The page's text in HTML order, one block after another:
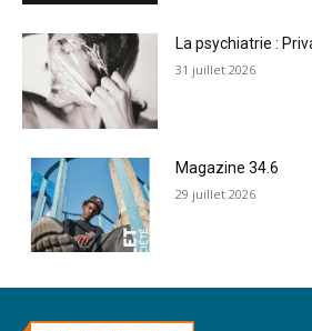
La psychiatrie :
31 juillet 2026
Magazine 34.6
29 juillet 2026